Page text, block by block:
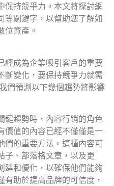
保持競爭力。本文將探討網
等關鍵字，以幫助您了解如
位資產。
經成為企業吸引客戶的重要
斷變化，要保持競爭力就需
們預測以下幾個趨勢將影響
鍵趨勢時，內容行銷的角色
價值的內容已經不僅僅是一
們的重要方法。這種內容可
子、部落格文章，以及更
建和優化，以確保他們能夠
助於提高品牌的可信度，